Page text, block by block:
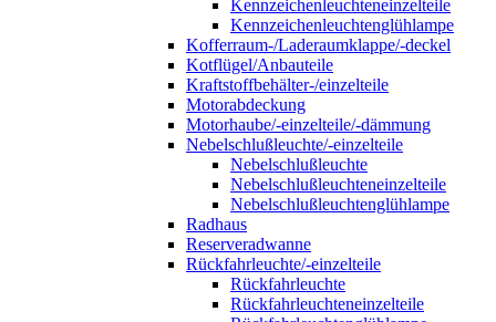
Kennzeichenleuchteneinzelteile
Kennzeichenleuchtenglühlampe
Kofferraum-/Laderaumklappe/-deckel
Kotflügel/Anbauteile
Kraftstoffbehälter-/einzelteile
Motorabdeckung
Motorhaube/-einzelteile/-dämmung
Nebelschlußleuchte/-einzelteile
Nebelschlußleuchte
Nebelschlußleuchteneinzelteile
Nebelschlußleuchtenglühlampe
Radhaus
Reserveradwanne
Rückfahrleuchte/-einzelteile
Rückfahrleuchte
Rückfahrleuchteneinzelteile